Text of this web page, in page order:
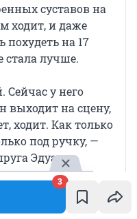
3
суставов на
ходит, и даже
похудеть на 17
стала лучше.
Сейчас у него
выходит на сцену,
ходит. Как только
под ручку, —
Эдуарда